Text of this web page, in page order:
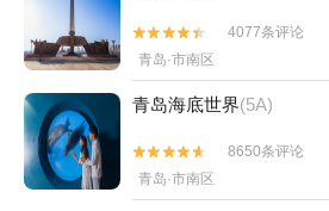


4077条评论
青岛·市南区
青岛海底世界(5A)


8650条评论
青岛·市南区